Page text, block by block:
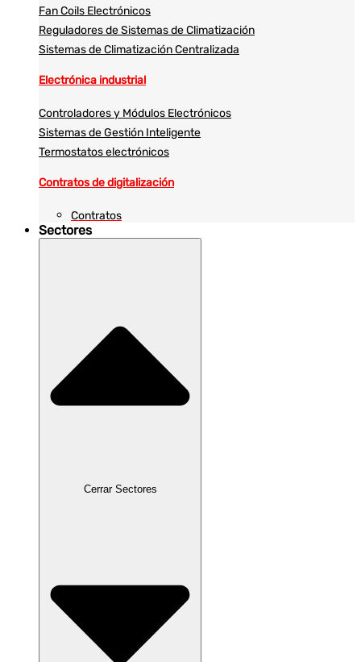
Fan Coils Electrónicos
Reguladores de Sistemas de Climatización
Sistemas de Climatización Centralizada
Electrónica industrial
Controladores y Módulos Electrónicos
Sistemas de Gestión Inteligente
Termostatos electrónicos
Contratos de digitalización
Contratos
Sectores
Cerrar Sectores